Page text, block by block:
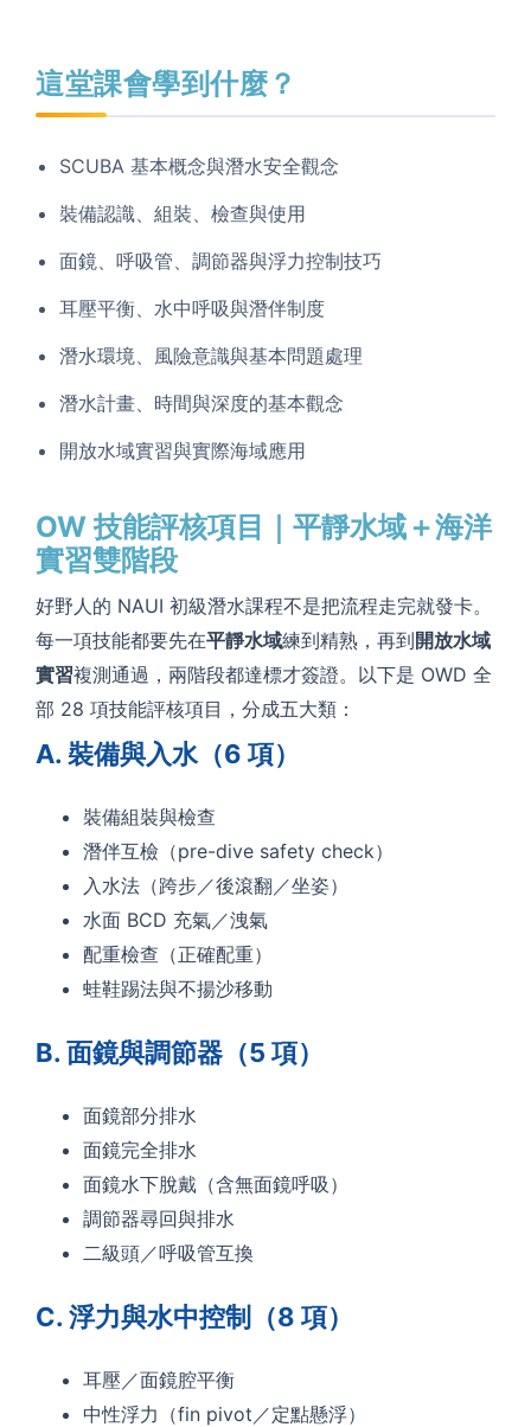
這堂課會學到什麼？
SCUBA 基本概念與潛水安全觀念
裝備認識、組裝、檢查與使用
面鏡、呼吸管、調節器與浮力控制技巧
耳壓平衡、水中呼吸與潛伴制度
潛水環境、風險意識與基本問題處理
潛水計畫、時間與深度的基本觀念
開放水域實習與實際海域應用
OW 技能評核項目｜平靜水域＋海洋
實習雙階段
好野人的 NAUI 初級潛水課程不是把流程走完就發卡。
每一項技能都要先在平靜水域練到精熟，再到開放水域
實習複測通過，兩階段都達標才簽證。以下是 OWD 全
部 28 項技能評核項目，分成五大類：
A. 裝備與入水（6 項）
裝備組裝與檢查
潛伴互檢（pre-dive safety check）
入水法（跨步／後滾翻／坐姿）
水面 BCD 充氣／洩氣
配重檢查（正確配重）
蛙鞋踢法與不揚沙移動
B. 面鏡與調節器（5 項）
面鏡部分排水
面鏡完全排水
面鏡水下脫戴（含無面鏡呼吸）
調節器尋回與排水
二級頭／呼吸管互換
C. 浮力與水中控制（8 項）
耳壓／面鏡腔平衡
中性浮力（fin pivot／定點懸浮）